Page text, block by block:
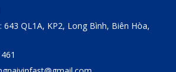
643 QL1A, KP2, Long Bình, Biên Hòa,